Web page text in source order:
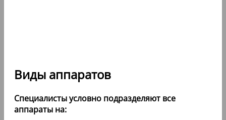
Виды аппаратов
Специалисты условно подразделяют все
аппараты на: